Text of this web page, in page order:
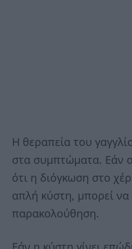
Η θεραπεία του
στα συμπτώματα. Εάν
ότι η διόγκωση στο
απλή κύστη, μπορεί να
παρακολούθηση.